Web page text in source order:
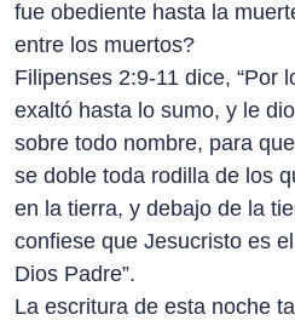
fue obediente hasta la
entre los muertos?
Filipenses 2:9-11 dice, “Por
exaltó hasta lo sumo, y le
sobre todo nombre, para
se doble toda rodilla de los
en la tierra, y debajo de la
confiese que Jesucristo es
Dios Padre”.
La escritura de esta noche